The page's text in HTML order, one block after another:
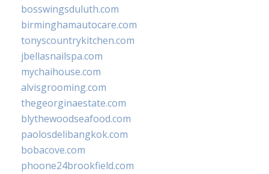
bosswingsduluth.com
birminghamautocare.com
tonyscountrykitchen.com
jbellasnailspa.com
mychaihouse.com
alvisgrooming.com
thegeorginaestate.com
blythewoodseafood.com
paolosdelibangkok.com
bobacove.com
phoone24brookfield.com